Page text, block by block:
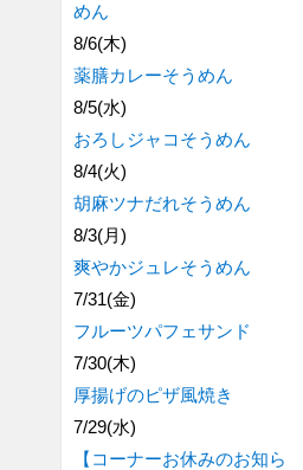
めん
8/6(木)
薬膳カレーそうめん
8/5(水)
おろしジャコそうめん
8/4(火)
胡麻ツナだれそうめん
8/3(月)
爽やかジュレそうめん
7/31(金)
フルーツパフェサンド
7/30(木)
厚揚げのピザ風焼き
7/29(水)
【コーナーお休みのお知ら